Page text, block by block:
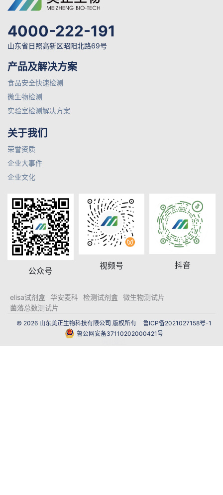
4000-222-191
山东省日照高新区昭阳北路69号
产品及解决方案
食品安全快速检测
微生物检测
实验室检测解决方案
关于我们
荣誉资质
企业大事件
企业文化
公众号
视频号 抖音
elisa试剂盒 华安麦科 检测试剂盒
微生物测试片
菌落总数测试片
© 2026 山东美正生物科技有限公司 版权所有
鲁ICP备2021027158号-1
鲁公网安备37110202000421号